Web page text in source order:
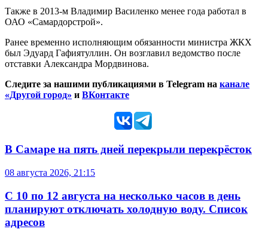
Также в 2013-м Владимир Василенко менее года работал в
ОАО «Самардорстрой».
Ранее временно исполняющим обязанности министра ЖКХ
был Эдуард Гафиятуллин. Он возглавил ведомство после
отставки Александра Мордвинова.
Следите за нашими публикациями в Telegram на канале
«Другой город» и ВКонтакте
В Самаре на пять дней перекрыли перекрёсток
08 августа 2026, 21:15
С 10 по 12 августа на несколько часов в день
планируют отключать холодную воду. Список
адресов